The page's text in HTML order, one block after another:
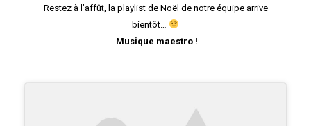
Restez à l’affût, la playlist de Noël de notre équipe arrive
bientôt…
Musique maestro !